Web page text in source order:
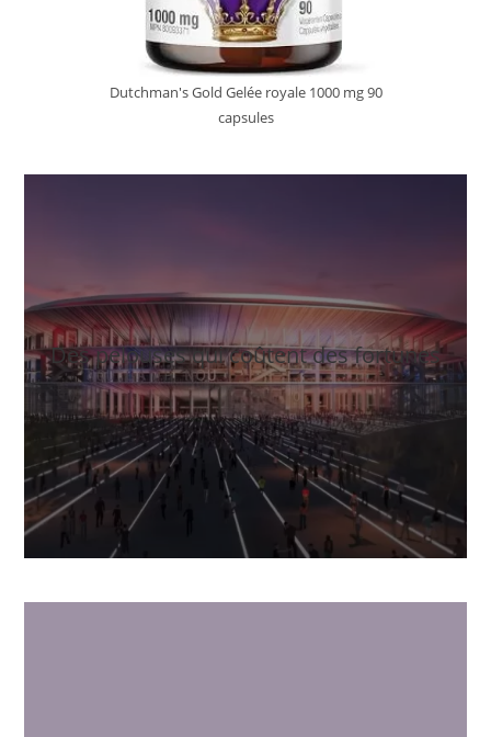
Dutchman's Gold Gelée royale 1000 mg 90
capsules
Des pelouses qui coûtent des fortunes